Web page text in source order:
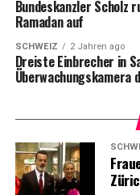
das Verständnis für
Teamdynamik sind
Patientenversorgung
Mitarbeitenden
kein Ersatz für
Eine Win-Win-
die Zukunft
Bundeskanzler Scholz
Ramadan auf
SCHWEIZ 2 Jahren ago
Dreiste Einbrecher in